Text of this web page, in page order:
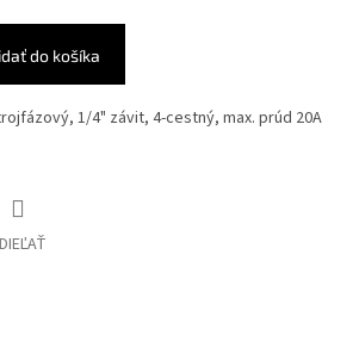
do košíka
1/4" závit, 4-cestný, max. prúd 20A